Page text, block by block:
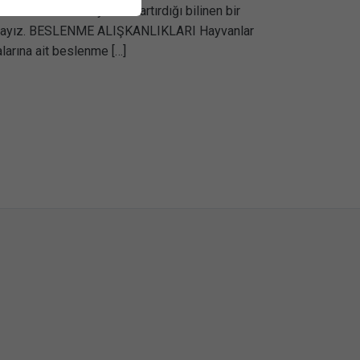
ve obeziteyi hızla artırdığı bilinen bir
BESLENME ALIŞKANLIKLARI Hayvanlar
ait beslenme […]